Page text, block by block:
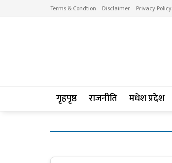
Terms & Condtion Disclaimer Privacy Policy
गृहपृष्ठ राजनीति मधेश प्रदेश